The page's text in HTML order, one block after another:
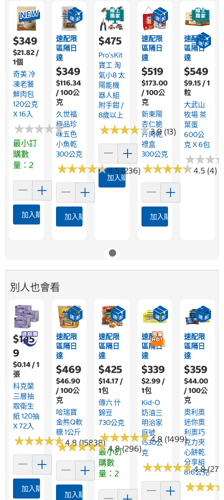
$349
$21.82 /
1個
奇美 冷
凍老饕
鮮肉包
120公克
X 16入
★★★★★
★★★★★
最小訂
購數
量：2
加入購物車
速配限
區隔日
達
$349
$116.34
/ 100公
克
久世福
極品珍
味五色
小魚乾
300公克
★★★★★
★★★★★4.5 (236)
加入購物車
$475
Pro'sKit
寶工 淘
氣小8 太
陽能機
器人組
附手鉗 /
8歲以上
★★★★★
★★★★★3.9 (13)
加入購物車
速配限
區隔日
達
$519
$173.00
/ 100公
克
新東陽
杏仁脆
片肉乾
禮盒
300公克
★★★★★
★★★★★4.5 (4)
加入購物車
速配限
區隔日
達
$549
$9.15 / 1
粒
大武山
牧場 茶
葉蛋
600公
克 X 6包
★★★
★★★
別人也會看
$1,15
9
$0.14 / 1
張
科克蘭
三層抽
取衛生
紙 120抽
X 72入
★★★★★
★★★★★4.8 (15838)
加入購物車
速配限
區隔日
達
$469
$46.90
/ 100公
克
哈瑞寶
金熊Q軟
糖 1公斤
★★★★★
★★★★★4.8 (296)
加入購物車
速配限
區隔日
達
$425
$14.17 /
1包
傳六 什
錦豆
730公克
★★★★★
★★★★★4.8 (1499)
最小訂
購數
量：2
速配限
區隔日
達
$339
$2.99 /
1包
Kid-O
奶油三
明治家
庭號
1530公
克
★★★★★
★★★★★4.8 (271)
速配限
區隔日
達
$359
$44.00
/ 100公
克
奧利奧
迷你奧
利奧巧
克力夾
心餅乾
分享組
816公克
★★★
★★★